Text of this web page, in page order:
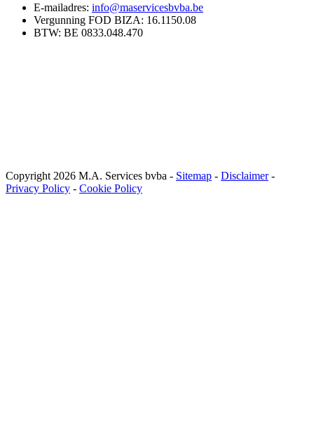
E-mailadres: info@maservicesbvba.be
Vergunning FOD BIZA: 16.1150.08
BTW: BE 0833.048.470
Copyright 2026 M.A. Services bvba - Sitemap - Disclaimer-
Privacy Policy - Cookie Policy